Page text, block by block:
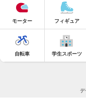
モーター フィギュア
自転車 学生スポーツ
デ